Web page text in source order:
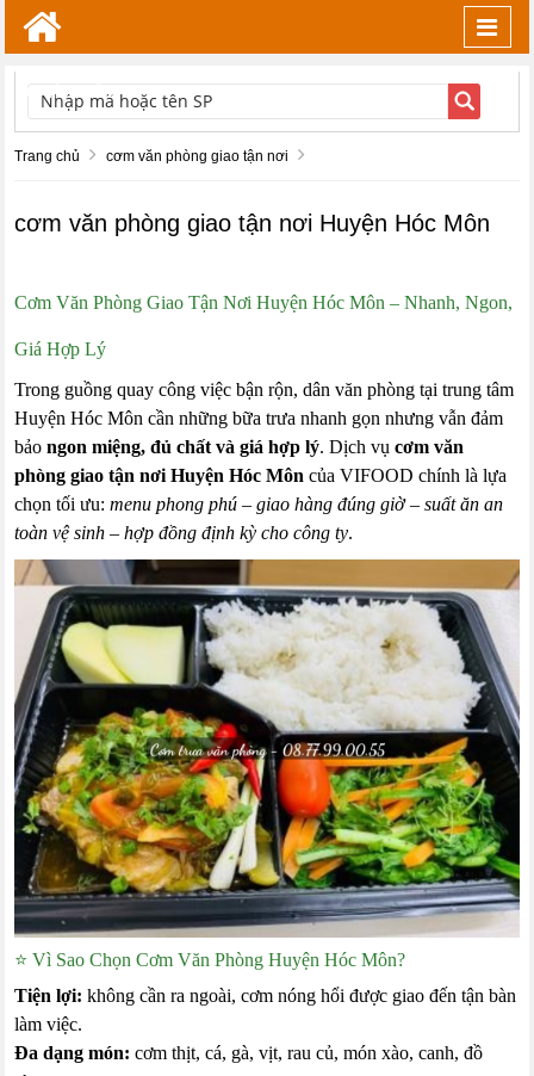
TÌM KIẾM
Trang chủ cơm văn phòng giao tận nơi
cơm văn phòng giao tận nơi Huyện Hóc Môn
Cơm Văn Phòng Giao Tận Nơi Huyện Hóc Môn – Nhanh, Ngon,
Giá Hợp Lý
Trong guồng quay công việc bận rộn, dân văn phòng tại trung tâm
Huyện Hóc Môn cần những bữa trưa nhanh gọn nhưng vẫn đảm
bảongon miệng, đủ chất và giá hợp lý. Dịch vụcơm văn
phòng giao tận nơi Huyện Hóc Môn của VIFOOD chính là lựa
chọn tối ưu:menu phong phú – giao hàng đúng giờ – suất ăn an
toàn vệ sinh – hợp đồng định kỳ cho công ty.
⭐ Vì Sao Chọn Cơm Văn Phòng Huyện Hóc Môn?
Tiện lợi: không cần ra ngoài, cơm nóng hổi được giao đến tận bàn
làm việc.
Đa dạng món: cơm thịt, cá, gà, vịt, rau củ, món xào, canh, đồ